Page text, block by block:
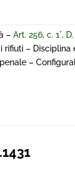
– Art. 256, c. 1°,
– Disciplina
–